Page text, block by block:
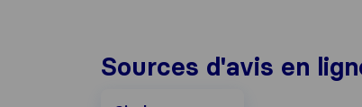
Sources d'avis en